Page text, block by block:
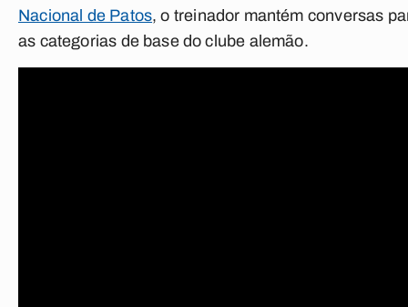
Nacional de Patos, o treinador mantém conversas
as categorias de base do clube alemão.